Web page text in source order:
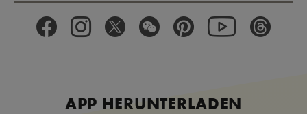
APP HERUNTERLADEN